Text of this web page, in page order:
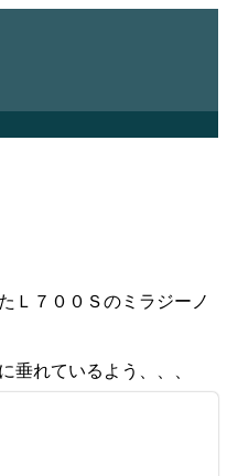
Ｌ７００Ｓのミラジーノ
垂れているよう、、、